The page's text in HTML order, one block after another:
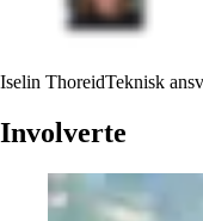
Iselin ThoreidTeknisk
Involverte